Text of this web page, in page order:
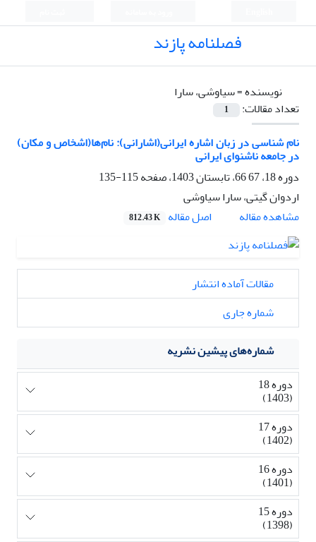
فصلنامه پازند
نویسنده =سیاوشی، سارا
تعداد مقالات:
1
نام ­شناسی در زبان اشاره ایرانی(اشارانی): نام‌ها(اشخاص و مکان)
در جامعه ناشنوای ایرانی
دوره 18، 67 66، تابستان 1403، صفحه
115-135
اردوان گیتی، سارا سیاوشی
مشاهده مقاله
اصل مقاله 812.43 K
مقالات آماده انتشار
شماره جاری
شماره‌های پیشین نشریه
دوره 18
(1403)
دوره 17
(1402)
دوره 16
(1401)
دوره 15
(1398)